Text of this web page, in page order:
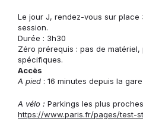
Le jour J, rendez-vous sur place
session.
Durée : 3h30
Zéro prérequis : pas de
spécifiques.
Accès
A pied : 16 minutes depuis la
A vélo : Parkings les plus
https://www.paris.fr/pages/test-